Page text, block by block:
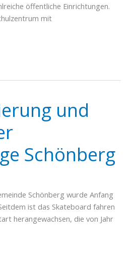
öffentliche Einrichtungen.
mit
und
Schönberg
Schönberg wurde Anfang
ist das Skateboard fahren
herangewachsen, die von Jahr